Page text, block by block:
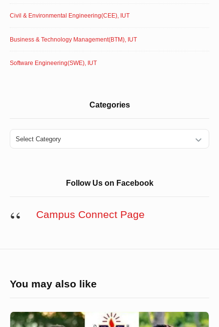
Civil & Environmental Engineering(CEE), IUT
Business & Technology Management(BTM), IUT
Software Engineering(SWE), IUT
Categories
Categories
Follow Us on Facebook
Campus Connect Page
You may also like
ইসলাম